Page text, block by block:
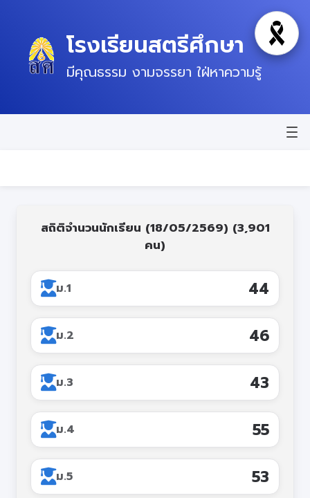
โรงเรียนสตรีศึกษา
มีคุณธรรม งามจรรยา ใฝ่หาความรู้
ข้อมูลพื้นฐาน
แผนปฏิบัติการ
ติดต่อ
เว็บไซต์ PA
สถิติจำนวนนักเรียน (18/05/2569) (3,901
คน)
ม.1 279
ม.2 288
ม.3 269
ม.4 346
ม.5 335
โหมดไ